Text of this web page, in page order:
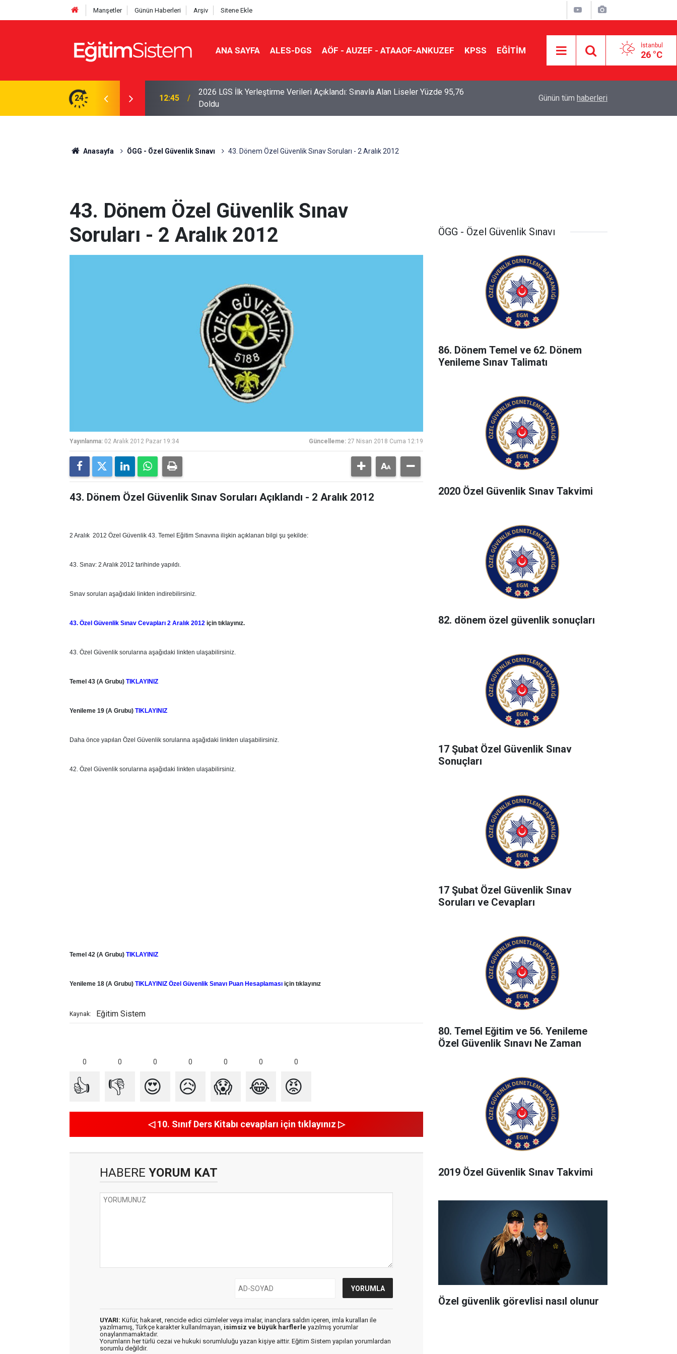
Manşetler Günün Haberleri Arşiv Sitene Ekle
ANA SAYFA ALES-DGS AÖF - AUZEF - ATAAOF-ANKUZEF KPSS EĞİTİM İstanbul
26 °C
24
Belli Oldu: İki Program 500 Puanla
12:45
2026 LGS İlk Yerleştirme Verileri Açıklandı: Sınavla Alan Liseler Yüzde 95,76
Doldu
Tercihine Yerleşti
Günün tüm haberleri
Anasayfa ÖGG - Özel Güvenlik Sınavı 43. Dönem Özel Güvenlik Sınav Soruları - 2 Aralık 2012
43. Dönem Özel Güvenlik Sınav
Soruları - 2 Aralık 2012
Yayınlanma: 02 Aralık 2012 Pazar 19:34 Güncelleme: 27 Nisan 2018 Cuma 12:19
43. Dönem Özel Güvenlik Sınav Soruları Açıklandı - 2 Aralık 2012
2 Aralık 2012 Özel Güvenlik 43. Temel Eğitim Sınavına ilişkin açıklanan bilgi şu şekilde:
43. Sınav: 2 Aralık 2012 tarihinde yapıldı.
Sınav soruları aşağıdaki linkten indirebilirsiniz.
43. Özel Güvenlik Sınav Cevapları 2 Aralık 2012 için tıklayınız.
43. Özel Güvenlik sorularına aşağıdaki linkten ulaşabilirsiniz.
Temel 43 (A Grubu) TIKLAYINIZ
Yenileme 19 (A Grubu) TIKLAYINIZ
Daha önce yapılan Özel Güvenlik sorularına aşağıdaki linkten ulaşabilirsiniz.
42. Özel Güvenlik sorularına aşağıdaki linkten ulaşabilirsiniz.
Temel 42 (A Grubu) TIKLAYINIZ
Yenileme 18 (A Grubu) TIKLAYINIZ Özel Güvenlik Sınavı Puan Hesaplaması için tıklayınız
Kaynak: Eğitim Sistem
0 0 0 0 0 0 0
👍 👎 😍 😥 😱 😂 😡
◁ 10. Sınıf Ders Kitabı cevapları için tıklayınız ▷
HABERE YORUM KAT
UYARI: Küfür, hakaret, rencide edici cümleler veya imalar, inançlara saldırı içeren, imla kuralları ile
yazılmamış, Türkçe karakter kullanılmayan, isimsiz ve büyük harflerle yazılmış yorumlar
onaylanmamaktadır.
Yorumların her türlü cezai ve hukuki sorumluluğu yazan kişiye aittir. Eğitim Sistem yapılan yorumlardan
sorumlu değildir.
ÖGG - Özel Güvenlik Sınavı
86. Dönem Temel ve 62. Dönem
Yenileme Sınav Talimatı
2020 Özel Güvenlik Sınav Takvimi
82. dönem özel güvenlik sonuçları
17 Şubat Özel Güvenlik Sınav
Sonuçları
17 Şubat Özel Güvenlik Sınav
Soruları ve Cevapları
80. Temel Eğitim ve 56. Yenileme
Özel Güvenlik Sınavı Ne Zaman
2019 Özel Güvenlik Sınav Takvimi
Özel güvenlik görevlisi nasıl olunur